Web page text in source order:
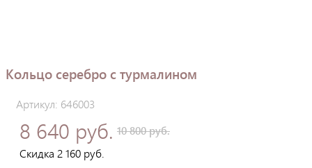
Кольцо серебро с турмалином
Артикул: 646003
8 640 руб. 10 800 руб.
Скидка 2 160 руб.